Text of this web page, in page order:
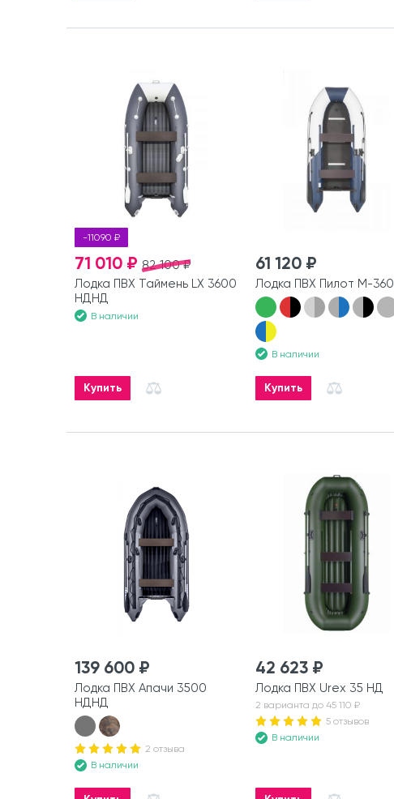
-11090 ₽
82 100 ₽
71 010 ₽
Лодка ПВХ Таймень LX 3600
НДНД
В наличии
Купить
61 120 ₽
Лодка ПВХ Пилот М-360
В наличии
Купить
139 600 ₽
Лодка ПВХ Апачи 3500
НДНД
2 отзыва
В наличии
42 623 ₽
Лодка ПВХ Urex 35 НД
2 варианта до 45 110 ₽
5 отзывов
В наличии